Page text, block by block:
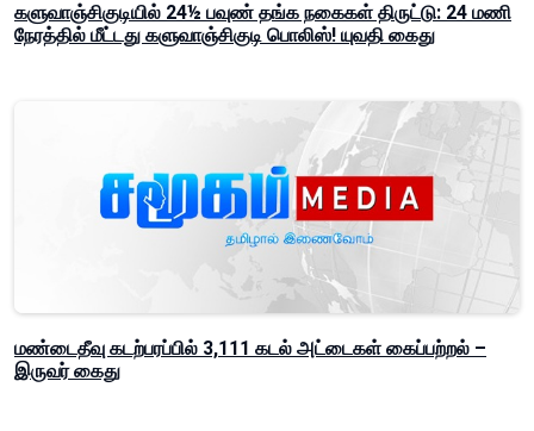
களுவாஞ்சிகுடியில் 24½ பவுண் தங்க நகைகள் திருட்டு: 24 மணி
நேரத்தில் மீட்டது களுவாஞ்சிகுடி பொலிஸ்! யுவதி கைது
மண்டைதீவு கடற்பரப்பில் 3,111 கடல் அட்டைகள் கைப்பற்றல் –
இருவர் கைது